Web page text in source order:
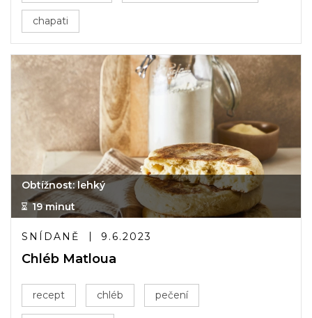
chapati
Obtížnost: lehký
19 minut
SNÍDANĚ 9.6.2023
Chléb Matloua
recept chléb pečení